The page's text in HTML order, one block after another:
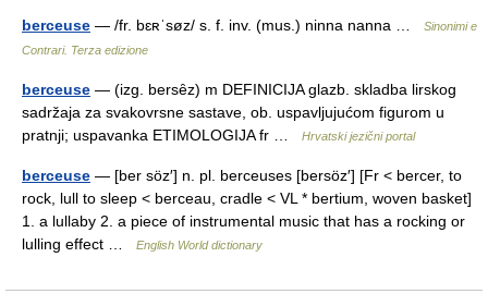
berceuse — /fr. bɛʀˈsøz/ s. f. inv. (mus.) ninna nanna …
Sinonimi e
Contrari. Terza edizione
berceuse — (izg. bersȇz) m DEFINICIJA glazb. skladba lirskog
sadržaja za svakovrsne sastave, ob. uspavljujućom figurom u
pratnji; uspavanka ETIMOLOGIJA fr …
Hrvatski jezični portal
berceuse — [ber söz′] n. pl. berceuses [bersöz′] [Fr < bercer, to
rock, lull to sleep < berceau, cradle < VL * bertium, woven basket]
1. a lullaby 2. a piece of instrumental music that has a rocking or
lulling effect …
English World dictionary